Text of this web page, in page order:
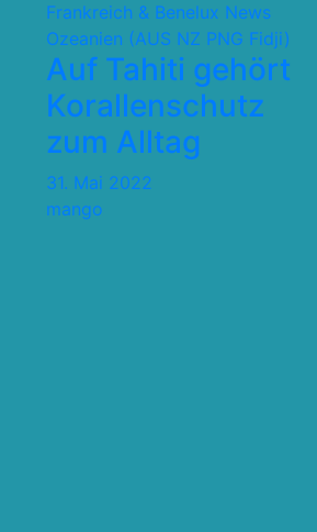
Frankreich & Benelux News
Ozeanien (AUS NZ PNG Fidji)
Auf Tahiti gehört
Korallenschutz
zum Alltag
31. Mai 2022
mango